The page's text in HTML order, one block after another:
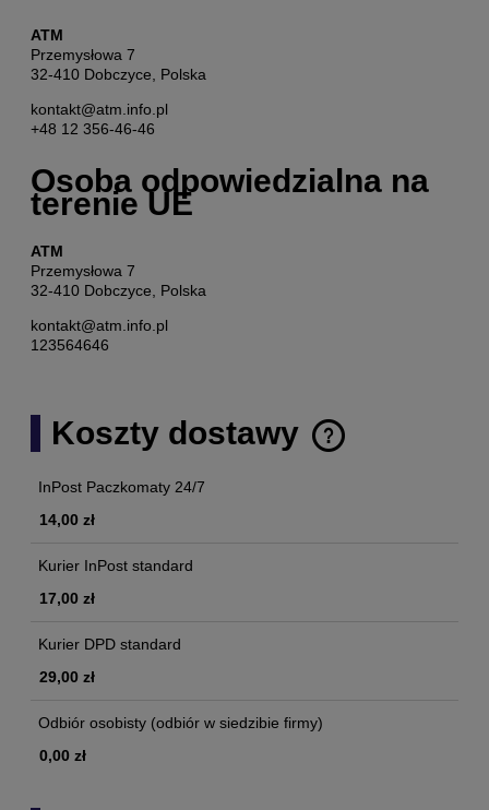
ATM
Przemysłowa 7
32-410 Dobczyce, Polska
kontakt@atm.info.pl
+48 12 356-46-46
Osoba odpowiedzialna na
terenie UE
ATM
Przemysłowa 7
32-410 Dobczyce, Polska
kontakt@atm.info.pl
123564646
Koszty dostawy
Cena nie zawiera ewentualnych kosztów płatności
InPost Paczkomaty 24/7
14,00 zł
Kurier InPost standard
17,00 zł
Kurier DPD standard
29,00 zł
Odbiór osobisty (odbiór w siedzibie firmy)
0,00 zł